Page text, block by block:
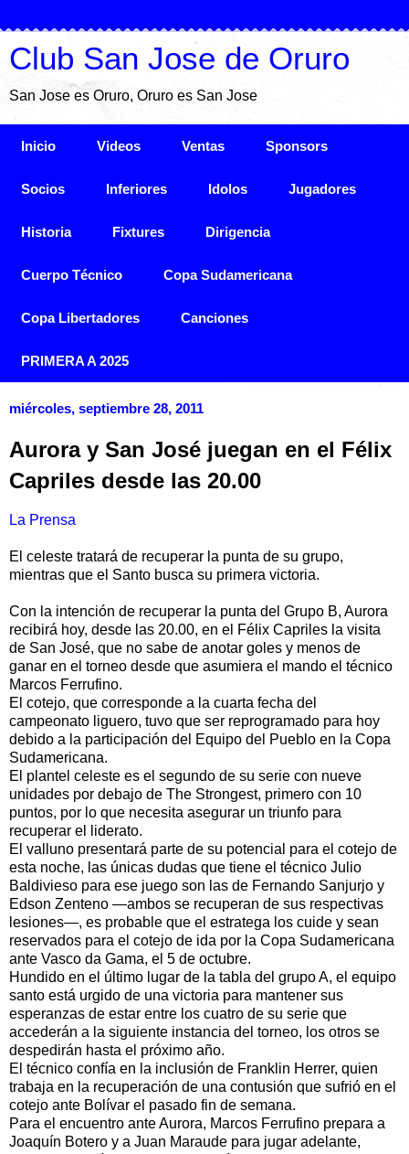
Club San Jose de Oruro
San Jose es Oruro, Oruro es San Jose
Inicio Videos Ventas Sponsors
Socios Inferiores Idolos Jugadores
Historia Fixtures Dirigencia
Cuerpo Técnico Copa Sudamericana
Copa Libertadores Canciones
PRIMERA A 2025
miércoles, septiembre 28, 2011
Aurora y San José juegan en el Félix
Capriles desde las 20.00
La Prensa
El celeste tratará de recuperar la punta de su grupo,
mientras que el Santo busca su primera victoria.
Con la intención de recuperar la punta del Grupo B, Aurora
recibirá hoy, desde las 20.00, en el Félix Capriles la visita
de San José, que no sabe de anotar goles y menos de
ganar en el torneo desde que asumiera el mando el técnico
Marcos Ferrufino.
El cotejo, que corresponde a la cuarta fecha del
campeonato liguero, tuvo que ser reprogramado para hoy
debido a la participación del Equipo del Pueblo en la Copa
Sudamericana.
El plantel celeste es el segundo de su serie con nueve
unidades por debajo de The Strongest, primero con 10
puntos, por lo que necesita asegurar un triunfo para
recuperar el liderato.
El valluno presentará parte de su potencial para el cotejo de
esta noche, las únicas dudas que tiene el técnico Julio
Baldivieso para ese juego son las de Fernando Sanjurjo y
Edson Zenteno —ambos se recuperan de sus respectivas
lesiones—, es probable que el estratega los cuide y sean
reservados para el cotejo de ida por la Copa Sudamericana
ante Vasco da Gama, el 5 de octubre.
Hundido en el último lugar de la tabla del grupo A, el equipo
santo está urgido de una victoria para mantener sus
esperanzas de estar entre los cuatro de su serie que
accederán a la siguiente instancia del torneo, los otros se
despedirán hasta el próximo año.
El técnico confía en la inclusión de Franklin Herrer, quien
trabaja en la recuperación de una contusión que sufrió en el
cotejo ante Bolívar el pasado fin de semana.
Para el encuentro ante Aurora, Marcos Ferrufino prepara a
Joaquín Botero y a Juan Maraude para jugar adelante,